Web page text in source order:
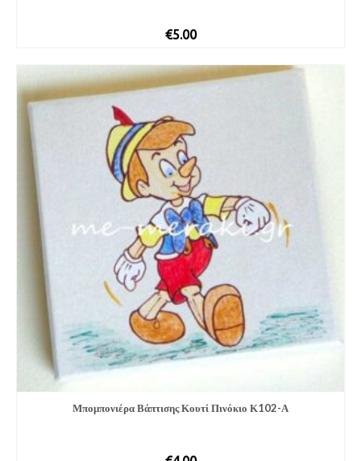
€5.00
Μπομπονιέ­ρα Βάπτισης Κουτί Πινόκιο Κ102-Α